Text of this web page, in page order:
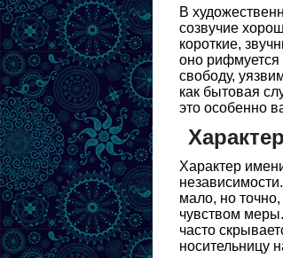
В
созвучие
короткие,
оно рифмуется
свободу,
как бытовая
это особенно
Характер
мало, но
чувством
часто
носительницу